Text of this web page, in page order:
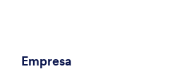
Empresa